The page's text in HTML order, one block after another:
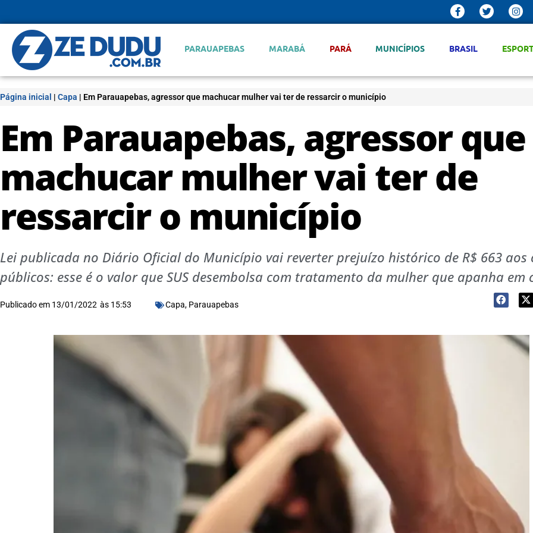
PARAUAPEBAS MARABÁ PARÁ MUNICÍPIOS BRASIL
Página inicial | Capa | Em Parauapebas, agressor que machucar mulher vai ter de ressarcir o município
Em Parauapebas, agressor que
machucar mulher vai ter de
ressarcir o município
Lei publicada no Diário Oficial do Município vai reverter prejuízo histórico de R$ 663 aos
públicos: esse é o valor que SUS desembolsa com tratamento da mulher que apanha em
Publicado em 13/01/2022 às 15:53 Capa, Parauapebas